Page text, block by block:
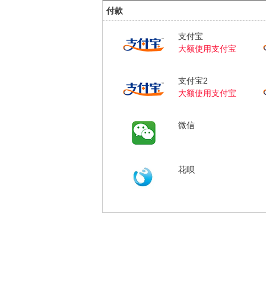
付款
支付宝
大额使用支付宝
支付宝2
大额使用支付宝
微信
花呗